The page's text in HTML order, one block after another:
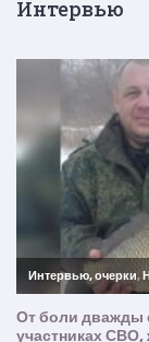
Интервью